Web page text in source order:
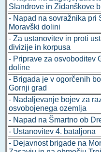
Slandrove in Zidanškove
- Napad na sovražnika pri
Moravški dolini
- Za ustanovitev in proti
divizije in korpusa
- Priprave za osvoboditev
doline
- Brigada je v ogorčenih
Gornji grad
- Nadaljevanje bojev za
osvobojenega ozemlja
- Napad na Šmartno ob
- Ustanovitev 4. bataljona
- Dejavnost brigade na